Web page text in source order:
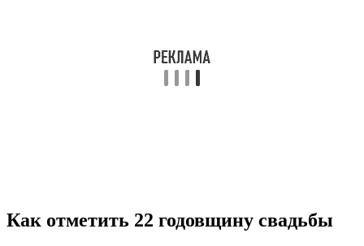
Как отметить 22 годовщину свадьбы